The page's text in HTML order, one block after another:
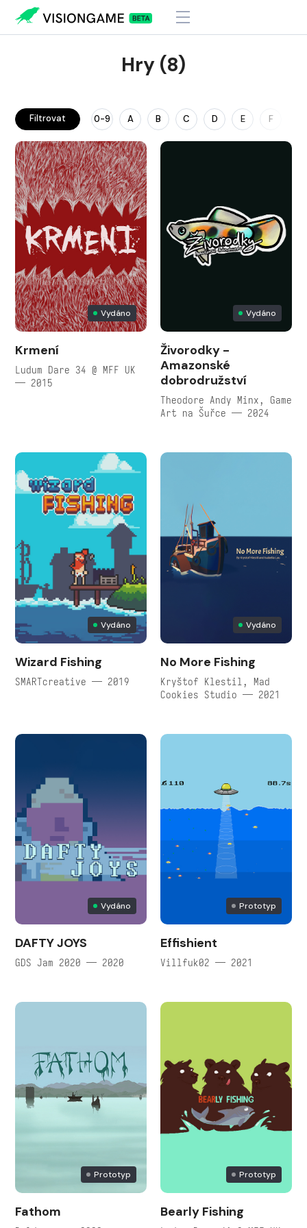
Hry (8)
Filtrovat 0-9 A B C D E F
Vydáno
Krmení
Ludum Dare 34 @ MFF UK
— 2015
Vydáno
Živorodky -
Amazonské
dobrodružství
Theodore Andy Minx, Game
Art na Šuřce — 2024
Vydáno
Wizard Fishing
SMARTcreative — 2019
Vydáno
No More Fishing
Kryštof Klestil, Mad
Cookies Studio — 2021
Vydáno
DAFTY JOYS
GDS Jam 2020 — 2020
Prototyp
Effishient
Villfuk02 — 2021
Prototyp
Fathom
Prototyp
Bearly Fishing